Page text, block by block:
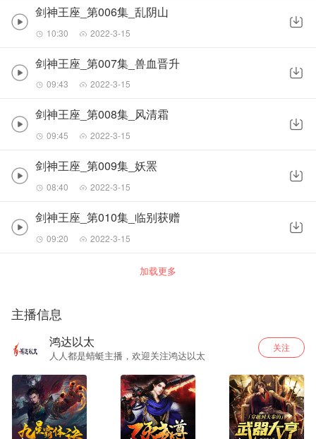
剑神王座_第006集_乱阴山
10:30 2022-3-15
剑神王座_第007集_兽血晋升
09:43 2022-3-15
剑神王座_第008集_风清霜
09:45 2022-3-15
剑神王座_第009集_妖罴
08:40 2022-3-15
剑神王座_第010集_临别获赠
09:20 2022-3-15
加载更多
主播信息
鸿达以太
人人都是蜻蜓主播，欢迎关注鸿达以太
关注